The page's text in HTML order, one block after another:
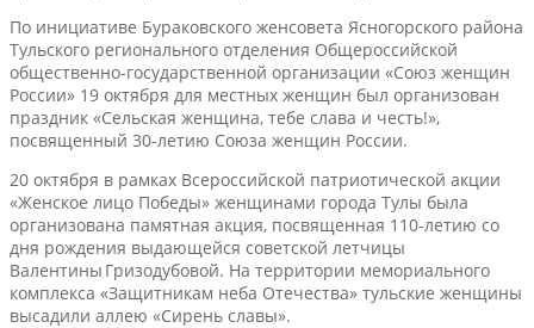
По инициативе Бураковского женсовета Ясногорского района
Тульского регионального отделения Общероссийской
общественно-государственной организации «Союз женщин
России» 19 октября для местных женщин был организован
праздник «Сельская женщина, тебе слава и честь!»,
посвященный 30-летию Союза женщин России.
20 октября в рамках Всероссийской патриотической акции
«Женское лицо Победы» женщинами города Тулы была
организована памятная акция, посвященная 110-летию со
дня рождения выдающейся советской летчицы
Валентины Гризодубовой. На территории мемориального
комплекса «Защитникам неба Отечества» тульские женщины
высадили аллею «Сирень славы».